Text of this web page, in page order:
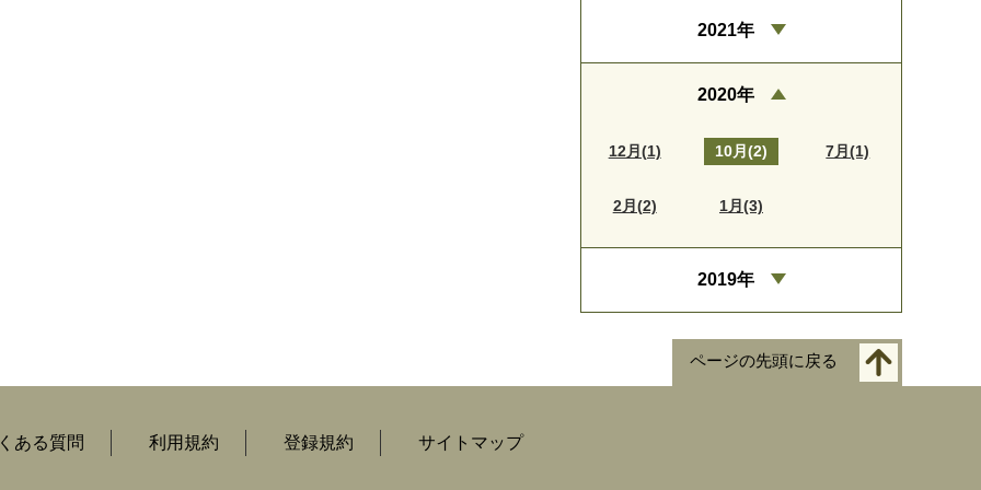
2021年
2020年
12月(1) 10月(2) 7月(1)
2月(2) 1月(3)
2019年
ページの先頭に戻る
ある質問 利用規約 登録規約 サイトマップ